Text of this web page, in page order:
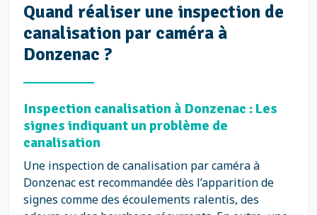
Quand réaliser une inspection de
canalisation par caméra à
Donzenac ?
Inspection canalisation à Donzenac : Les
signes indiquant un problème de
canalisation
Une inspection de canalisation par caméra à
Donzenac est recommandée dès l’apparition de
signes comme des écoulements ralentis, des